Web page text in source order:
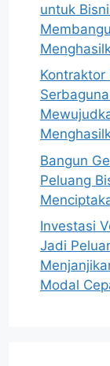
untuk
Kontraktor
Bangun
Peluang
Investasi
Jadi
Modal